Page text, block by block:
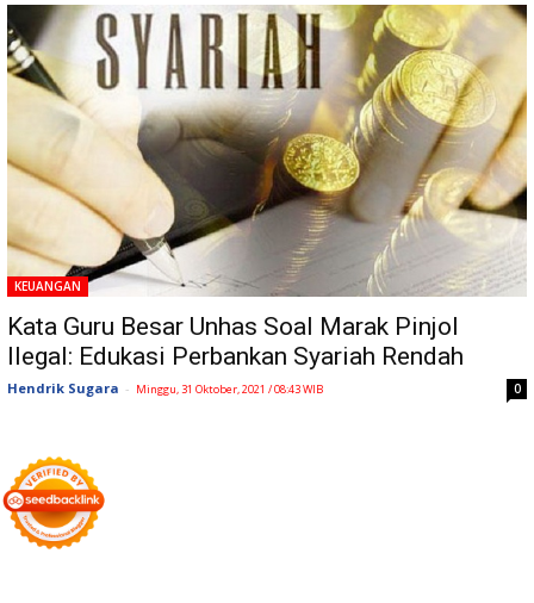
KEUANGAN
Kata Guru Besar Unhas Soal Marak Pinjol
Ilegal: Edukasi Perbankan Syariah Rendah
Hendrik Sugara - Minggu, 31 Oktober, 2021 / 08:43 WIB 0